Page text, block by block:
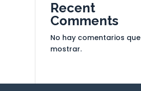
Recent
Comments
No hay comentarios que
mostrar.